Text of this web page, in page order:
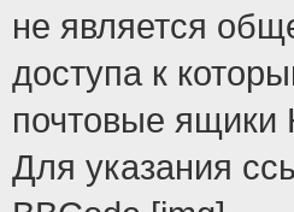
не является
доступа к
почтовые ящики
Для указания